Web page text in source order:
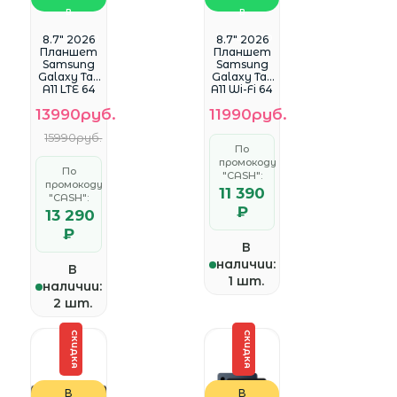
в
WhatsApp
8.7" 2026
Планшет
Samsung
Galaxy Tab
A11 LTE 64
серебрис
тый
[1340x800,
5100 мА*ч]
13990руб.
15990руб.
По
промокоду
"CASH":
13 290
₽
В
наличии:
2 шт.
в
WhatsApp
8.7" 2026
Планшет
Samsung
Galaxy Tab
A11 Wi-Fi 64
[1340x800,
PLS, 8, 4 ГБ,
5100 мА*ч]
11990руб.
По
промокоду
"CASH":
11 390
₽
В
наличии:
1 шт.
СКИДКА
В
СКИДКА
В